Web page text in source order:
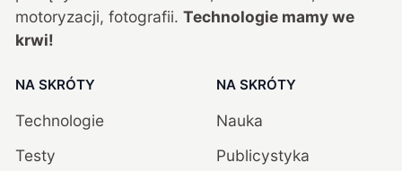
motoryzacji, fotografii. Technologie mamy we
krwi!
NA SKRÓTY
Technologie
Testy
NA SKRÓTY
Nauka
Publicystyka